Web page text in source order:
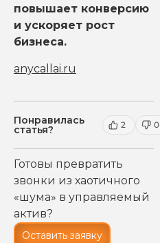
повышает конверсию
и ускоряет рост
бизнеса.
anycallai.ru
Понравилась
статья? 2 0
Готовы превратить
звонки из хаотичного
«шума» в управляемый
актив?
Оставить заявку